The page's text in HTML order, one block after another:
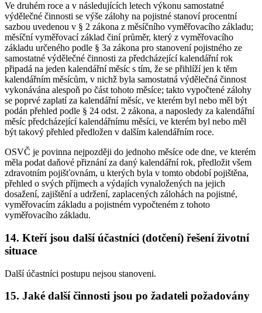
Ve druhém roce a v následujících letech výkonu samostatné
výdělečné činnosti se výše zálohy na pojistné stanoví procentní
sazbou uvedenou v § 2 zákona z měsíčního vyměřovacího základu;
měsíční vyměřovací základ činí průměr, který z vyměřovacího
základu určeného podle § 3a zákona pro stanovení pojistného ze
samostatné výdělečné činnosti za předcházející kalendářní rok
připadá na jeden kalendářní měsíc s tím, že se přihlíží jen k těm
kalendářním měsícům, v nichž byla samostatná výdělečná činnost
vykonávána alespoň po část tohoto měsíce; takto vypočtené zálohy
se poprvé zaplatí za kalendářní měsíc, ve kterém byl nebo měl být
podán přehled podle § 24 odst. 2 zákona, a naposledy za kalendářní
měsíc předcházející kalendářnímu měsíci, ve kterém byl nebo měl
být takový přehled předložen v dalším kalendářním roce.
OSVČ je povinna nejpozději do jednoho měsíce ode dne, ve kterém
měla podat daňové přiznání za daný kalendářní rok, předložit všem
zdravotním pojišťovnám, u kterých byla v tomto období pojištěna,
přehled o svých příjmech a výdajích vynaložených na jejich
dosažení, zajištění a udržení, zaplacených zálohách na pojistné,
vyměřovacím základu a pojistném vypočteném z tohoto
vyměřovacího základu.
14. Kteří jsou další účastníci (dotčení) řešení životní
situace
Další účastníci postupu nejsou stanoveni.
15. Jaké další činnosti jsou po žadateli požadovány